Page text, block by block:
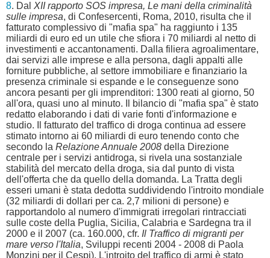
8. Dal XII rapporto SOS impresa, Le mani della criminalità
sulle impresa, di Confesercenti, Roma, 2010, risulta che il
fatturato complessivo di "mafia spa" ha raggiunto i 135
miliardi di euro ed un utile che sfiora i 70 miliardi al netto di
investimenti e accantonamenti. Dalla filiera agroalimentare,
dai servizi alle imprese e alla persona, dagli appalti alle
forniture pubbliche, al settore immobiliare e finanziario la
presenza criminale si espande e le conseguenze sono
ancora pesanti per gli imprenditori: 1300 reati al giorno, 50
all'ora, quasi uno al minuto. Il bilancio di "mafia spa" è stato
redatto elaborando i dati di varie fonti d'informazione e
studio. Il fatturato del traffico di droga continua ad essere
stimato intorno ai 60 miliardi di euro tenendo conto che
secondo la Relazione Annuale 2008 della Direzione
centrale per i servizi antidroga, si rivela una sostanziale
stabilità del mercato della droga, sia dal punto di vista
dell'offerta che da quello della domanda. La Tratta degli
esseri umani è stata dedotta suddividendo l'introito mondiale
(32 miliardi di dollari per ca. 2,7 milioni di persone) e
rapportandolo al numero d'immigrati irregolari rintracciati
sulle coste della Puglia, Sicilia, Calabria e Sardegna tra il
2000 e il 2007 (ca. 160.000, cfr. Il Traffico di migranti per
mare verso l'Italia, Sviluppi recenti 2004 - 2008 di Paola
Monzini per il Cespi). L'introito del traffico di armi è stato